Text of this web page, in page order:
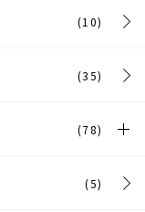
(10)
(35)
(78)
(5)